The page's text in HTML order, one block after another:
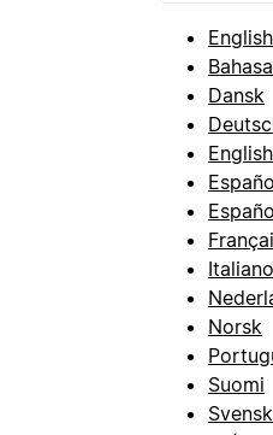
Dansk
Italiano
Norsk
Suomi